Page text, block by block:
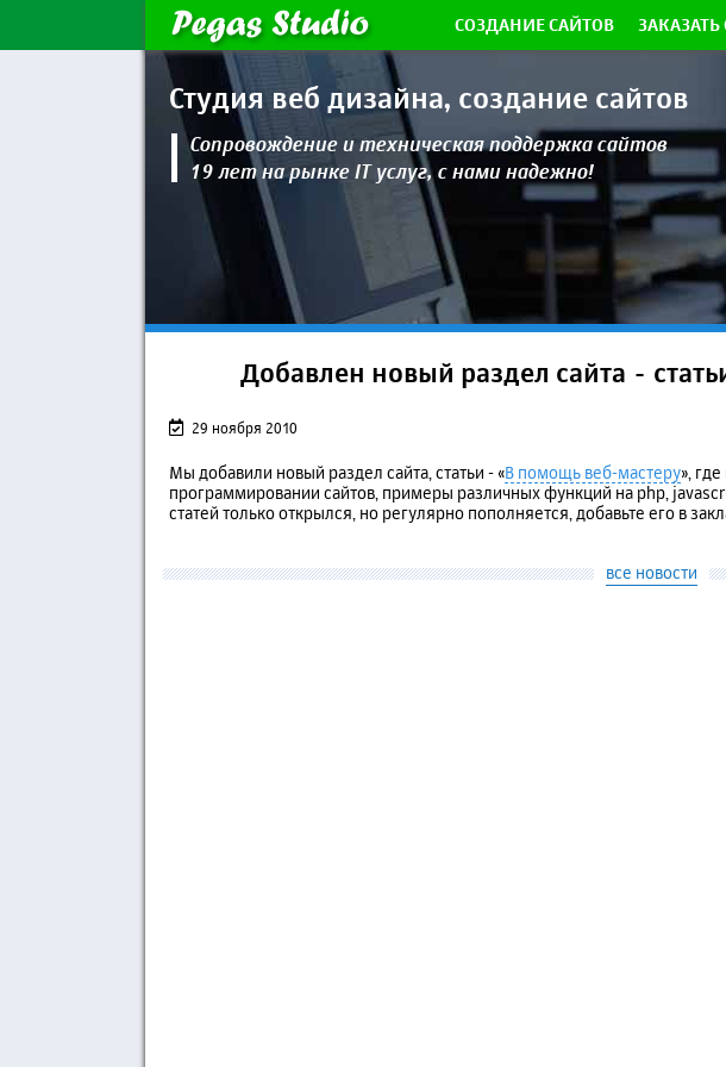
СОЗДАНИЕ САЙТОВ ЗАКАЗАТЬ
Студия веб дизайна, создание сайтов
Сопровождение и техническаяподдержка сайтов
19 лет на рынке IT услуг, с нами надежно!
Добавлен новый раздел сайта -
29 ноября 2010
Мы добавили новый раздел сайта, статьи - «В помощь веб-мастеру»,
программировании сайтов, примеры различных функций на php,
статей только открылся, но регулярно пополняется, добавьте его в
все новости